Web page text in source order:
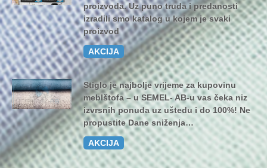
proizvoda. Uz puno truda i predanosti
izradili smo katalog u kojem je svaki
proizvod
AKCIJA
Stiglo je najbolje vrijeme za kupovinu
meblštofa – u SEMEL- AB-u vas čeka niz
izvrsnih ponuda uz uštedu i do 100%! Ne
propustite Dane sniženja…
AKCIJA